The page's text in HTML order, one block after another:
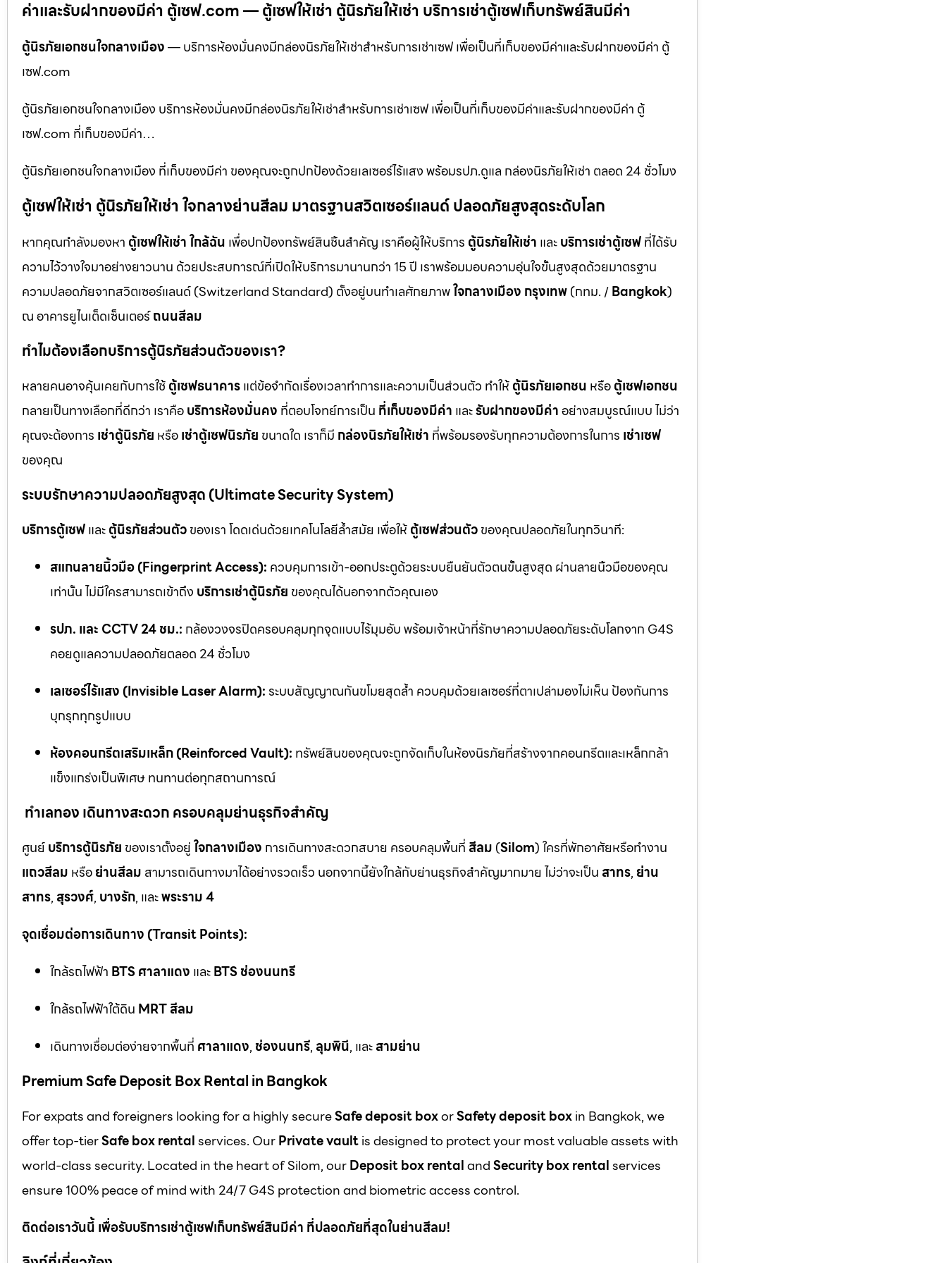
ค่าและรับฝากของมีค่า ตู้เซฟ.com — ตู้เซฟให้เช่า ตู้นิรภัยให้เช่า บริการเช่าตู้เซฟเก็บทรัพย์สินมีค่า
ตู้นิรภัยเอกชนใจกลางเมือง— บริการห้องมั่นคงมีกล่องนิรภัยให้เช่าสำหรับการเช่าเซฟ เพื่อเป็นที่เก็บของมีค่าและรับฝากของมีค่า ตู้
เซฟ.com
ตู้นิรภัยเอกชนใจกลางเมือง บริการห้องมั่นคงมีกล่องนิรภัยให้เช่าสำหรับการเช่าเซฟ เพื่อเป็นที่เก็บของมีค่าและรับฝากของมีค่า ตู้
เซฟ.com ที่เก็บของมีค่า…
ตู้นิรภัยเอกชนใจกลางเมือง ที่เก็บของมีค่า ของคุณจะถูกปกป้องด้วยเลเซอร์ไร้แสง พร้อมรปภ.ดูแล กล่องนิรภัยให้เช่า ตลอด 24 ชั่วโมง
ตู้เซฟให้เช่า ตู้นิรภัยให้เช่า ใจกลางย่านสีลม มาตรฐานสวิตเซอร์แลนด์ ปลอดภัยสูงสุดระดับโลก
หากคุณกำลังมองหา ตู้เซฟให้เช่า ใกล้ฉัน เพื่อปกป้องทรัพย์สินชิ้นสำคัญ เราคือผู้ให้บริการ ตู้นิรภัยให้เช่า และบริการเช่าตู้เซฟที่ได้รับ
ความไว้วางใจมาอย่างยาวนาน ด้วยประสบการณ์ที่เปิดให้บริการมานานกว่า 15 ปี เราพร้อมมอบความอุ่นใจขั้นสูงสุดด้วยมาตรฐาน
ความปลอดภัยจากสวิตเซอร์แลนด์ (Switzerland Standard) ตั้งอยู่บนทำเลศักยภาพใจกลางเมือง กรุงเทพ(กทม. /Bangkok)
ณ อาคารยูไนเต็ดเซ็นเตอร์ถนนสีลม
ทำไมต้องเลือกบริการตู้นิรภัยส่วนตัวของเรา?
หลายคนอาจคุ้นเคยกับการใช้ตู้เซฟธนาคารแต่ข้อจำกัดเรื่องเวลาทำการและความเป็นส่วนตัว ทำให้ตู้นิรภัยเอกชน หรือตู้เซฟเอกชน
กลายเป็นทางเลือกที่ดีกว่า เราคือบริการห้องมั่นคง ที่ตอบโจทย์การเป็น ที่เก็บของมีค่า และรับฝากของมีค่าอย่างสมบูรณ์แบบ ไม่ว่า
คุณจะต้องการ เช่าตู้นิรภัย หรือเช่าตู้เซฟนิรภัย ขนาดใด เราก็มี กล่องนิรภัยให้เช่า ที่พร้อมรองรับทุกความต้องการในการ เช่าเซฟ
ของคุณ
ระบบรักษาความปลอดภัยสูงสุด (Ultimate Security System)
บริการตู้เซฟและตู้นิรภัยส่วนตัวของเรา โดดเด่นด้วยเทคโนโลยีล้ำสมัย เพื่อให้ตู้เซฟส่วนตัวของคุณปลอดภัยในทุกวินาที:
สแกนลายนิ้วมือ (Fingerprint Access): ควบคุมการเข้า-ออกประตูด้วยระบบยืนยันตัวตนขั้นสูงสุด ผ่านลายนิ้วมือของคุณ
เท่านั้น ไม่มีใครสามารถเข้าถึง บริการเช่าตู้นิรภัย ของคุณได้นอกจากตัวคุณเอง
รปภ. และ CCTV 24 ชม.: กล้องวงจรปิดครอบคลุมทุกจุดแบบไร้มุมอับ พร้อมเจ้าหน้าที่รักษาความปลอดภัยระดับโลกจาก G4S
คอยดูแลความปลอดภัยตลอด 24 ชั่วโมง
เลเซอร์ไร้แสง (Invisible Laser Alarm):ระบบสัญญาณกันขโมยสุดล้ำ ควบคุมด้วยเลเซอร์ที่ตาเปล่ามองไม่เห็น ป้องกันการ
บุกรุกทุกรูปแบบ
ห้องคอนกรีตเสริมเหล็ก (Reinforced Vault): ทรัพย์สินของคุณจะถูกจัดเก็บในห้องนิรภัยที่สร้างจากคอนกรีตและเหล็กกล้า
แข็งแกร่งเป็นพิเศษ ทนทานต่อทุกสถานการณ์
ทำเลทอง เดินทางสะดวก ครอบคลุมย่านธุรกิจสำคัญ
ศูนย์บริการตู้นิรภัย ของเราตั้งอยู่ใจกลางเมือง การเดินทางสะดวกสบาย ครอบคลุมพื้นที่ สีลม (Silom) ใครที่พักอาศัยหรือทำงาน
แถวสีลม หรือย่านสีลม สามารถเดินทางมาได้อย่างรวดเร็ว นอกจากนี้ยังใกล้กับย่านธุรกิจสำคัญมากมาย ไม่ว่าจะเป็น สาทร, ย่าน
สาทร, สุรวงศ์, บางรัก, และพระราม 4
จุดเชื่อมต่อการเดินทาง (Transit Points):
ใกล้รถไฟฟ้า BTS ศาลาแดง และBTS ช่องนนทรี
ใกล้รถไฟฟ้าใต้ดิน MRT สีลม
เดินทางเชื่อมต่อง่ายจากพื้นที่ ศาลาแดง, ช่องนนทรี, ลุมพินี, และสามย่าน
Premium Safe Deposit Box Rental in Bangkok
For expats and foreigners looking for a highly secureSafe deposit boxorSafety deposit boxin Bangkok, we
offer top-tierSafe box rentalservices. OurPrivate vaultis designed to protect your most valuable assets with
world-class security. Located in the heart of Silom, ourDeposit box rentalandSecurity box rentalservices
ensure 100% peace of mind with 24/7 G4S protection and biometric access control.
ติดต่อเราวันนี้ เพื่อรับบริการเช่าตู้เซฟเก็บทรัพย์สินมีค่า ที่ปลอดภัยที่สุดในย่านสีลม!